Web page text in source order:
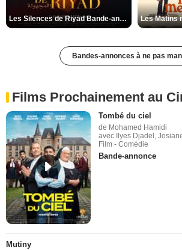
Les Silences de Riyad Bande-annonce VO STFR
Bandes-annonces à ne pas
Films Prochainement au
Tombé du ciel
de Mohamed Hamidi
avec Ilyes Djadel,
Film - Comédie
Bande-annonce
Mutiny